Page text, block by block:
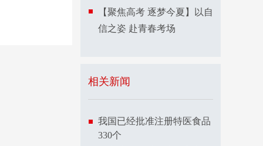
【聚焦高考 逐梦今夏】以自
信之姿 赴青春考场
相关新闻
我国已经批准注册特医食品
330个